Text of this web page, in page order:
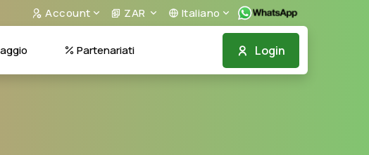
Account ZAR Italiano
Login
Partenariati